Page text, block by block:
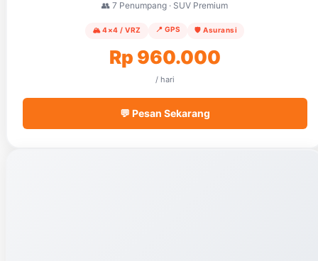
👥 7 Penumpang · SUV Premium
🏔️ 4×4 / VRZ 📍 GPS 🛡️ Asuransi
Rp 960.000
/ hari
💬 Pesan Sekarang